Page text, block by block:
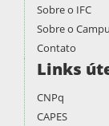
Sobre o IFC
Sobre o
Contato
Links
CNPq
CAPES